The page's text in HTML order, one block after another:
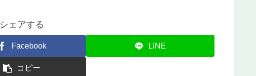
シェアする
Facebook LINE
コピー